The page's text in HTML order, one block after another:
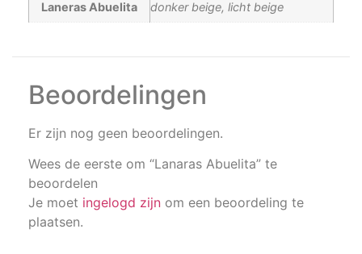
Laneras Abuelita donker beige, licht beige
Beoordelingen
Er zijn nog geen beoordelingen.
Wees de eerste om “Lanaras Abuelita” te
beoordelen
Je moet ingelogd zijn om een beoordeling te
plaatsen.